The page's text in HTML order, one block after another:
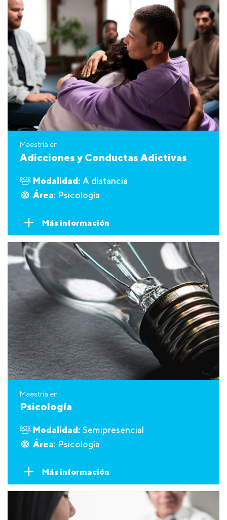
Maestría en
Adicciones y Conductas Adictivas
Modalidad: A distancia
Área: Psicología
Más información
Maestría en
Psicología
Modalidad: Semipresencial
Área: Psicología
Más información